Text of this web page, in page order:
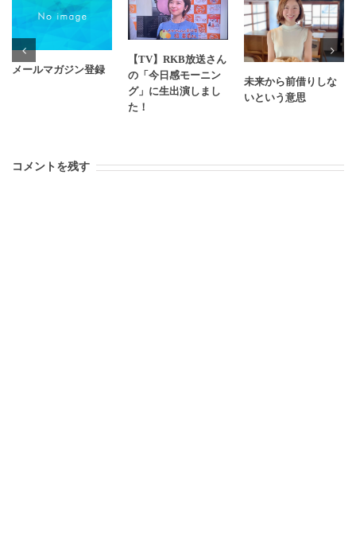
メールマガジン登録
【TV】RKB放送さん
の「今日感モーニン
グ」に生出演しまし
た！
未来から前借りしな
いという意思
コメントを残す